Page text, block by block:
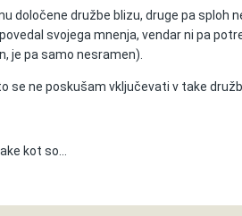
določene družbe blizu, druge pa sploh
svojega mnenja, vendar ni pa
je pa samo nesramen).
se ne poskušam vključevati v take
kot so...